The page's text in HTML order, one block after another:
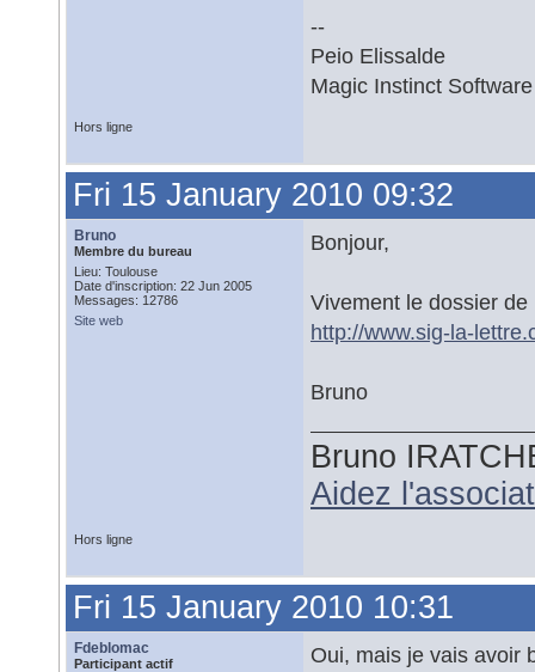
--
Peio Elissalde
Magic Instinct Software
Hors ligne
Fri 15 January 2010 09:32
Bruno
Membre du bureau
Lieu: Toulouse
Date d'inscription: 22 Jun 2005
Messages: 12786
Site web
Bonjour,
Vivement le dossier
http://www.sig-la-
Bruno
Bruno
Aidez
Hors ligne
Fri 15 January 2010 10:31
Fdeblomac
Participant actif
Oui, mais je vais avoir